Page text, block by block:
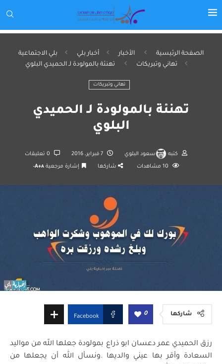
الصفحة الرئيسية الأخبار أخبار بلي
بلي الاجتماعية
تهاني وتبريكات
تهنئة بالمولودة لـ الحميدي البلوي
تهاني وتبريكات
تهنئة بالمولودة لـ الحميدي
البلوي
كتبه سعود البلوي 7 فبراير، 2016
10 مشاهدات شاركها إشارة مرجعية A+A-
شاركها 0
Facebook
رزق الحميدي عمر دعسان ابو ذراع بمولودة جعلها الله من مواليد
السعادة وأقر بها عيني والديها .ونسأل الله أن يجعلها من